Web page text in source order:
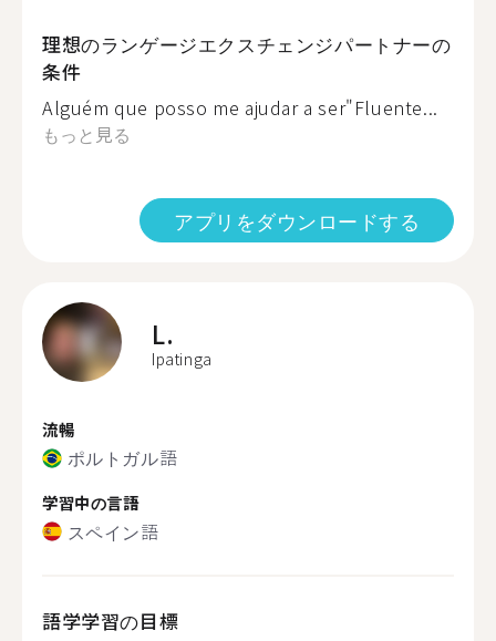
理想のランゲージエクスチェンジパートナーの
条件
Alguém que posso me ajudar a ser"Fluente...
もっと見る
アプリをダウンロードする
L.
Ipatinga
流暢
ポルトガル語
学習中の言語
スペイン語
語学学習の目標